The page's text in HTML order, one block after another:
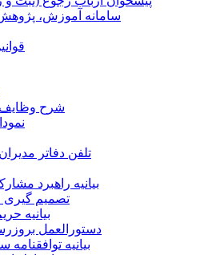
سامانه آموزش،
شرح وظایف
تلفن دفاتر
بیانیه راهبرد
تصمیم گیری
بیانیه
دستورالعمل
بیانیه